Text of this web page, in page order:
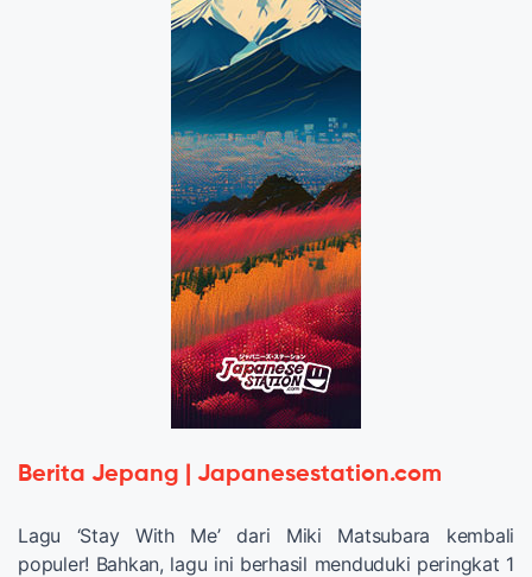
Berita Jepang | Japanesestation.com
Lagu ‘Stay With Me’ dari Miki Matsubara kembali
populer! Bahkan, lagu ini berhasil menduduki peringkat 1